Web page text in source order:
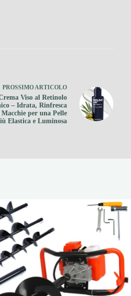
PROSSIMOARTICOLO
Viso al Retinolo
– Idrata, Rinfresca
per una Pelle
Elastica e Luminosa